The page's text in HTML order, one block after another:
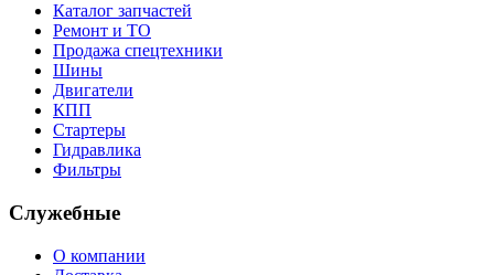
Каталог запчастей
Ремонт и ТО
Продажа спецтехники
Шины
Двигатели
КПП
Стартеры
Гидравлика
Фильтры
Служебные
О компании